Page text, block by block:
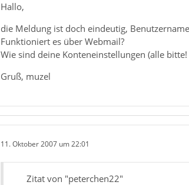
Hallo,
die Meldung ist doch eindeutig,
Funktioniert es über Webmail?
Wie sind deine Konteneinstellungen (alle
Gruß, muzel
11. Oktober 2007 um 22:01
Zitat von "peterchen22"